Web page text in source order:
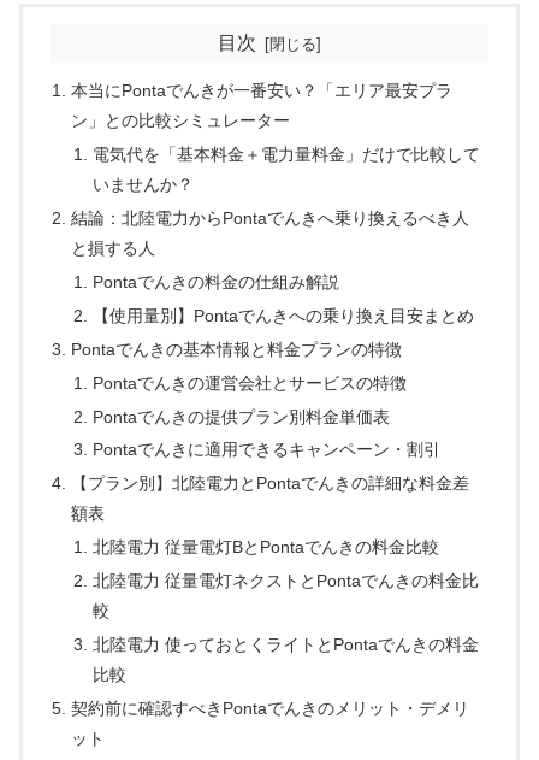
目次
本当にPontaでんきが一番安い？「エリア最安プラ
ン」との比較シミュレーター
電気代を「基本料金＋電力量料金」だけで比較して
いませんか？
結論：北陸電力からPontaでんきへ乗り換えるべき人
と損する人
Pontaでんきの料金の仕組み解説
【使用量別】Pontaでんきへの乗り換え目安まとめ
Pontaでんきの基本情報と料金プランの特徴
Pontaでんきの運営会社とサービスの特徴
Pontaでんきの提供プラン別料金単価表
Pontaでんきに適用できるキャンペーン・割引
【プラン別】北陸電力とPontaでんきの詳細な料金差
額表
北陸電力 従量電灯BとPontaでんきの料金比較
北陸電力 従量電灯ネクストとPontaでんきの料金比
較
北陸電力 使っておとくライトとPontaでんきの料金
比較
契約前に確認すべきPontaでんきのメリット・デメリ
ット